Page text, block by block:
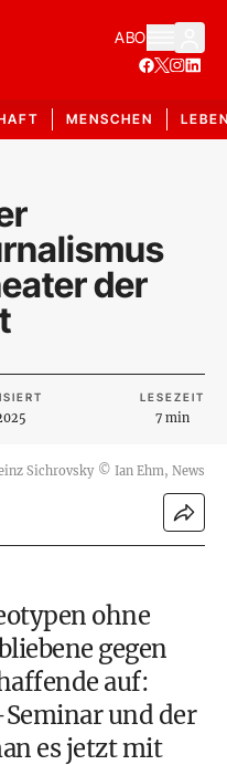
ABO
MENSCHEN
der
LESEZEIT
7 min
Sichrovsky © Ian Ehm, News
ohne
gegen
auf:
und der
es jetzt mit